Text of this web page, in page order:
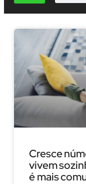
Cresce
vivem
é mais